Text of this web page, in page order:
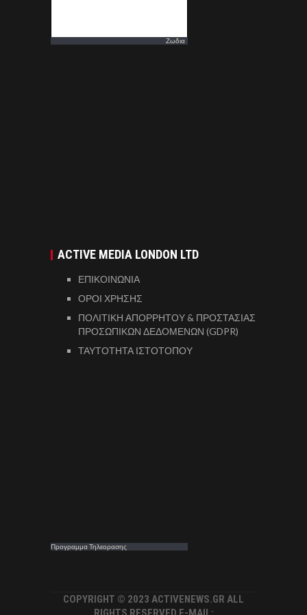
Ζωδια
ACTIVE MEDIA LONDON LTD
ΕΠΙΚΟΙΝΩΝΙΑ
ΟΡΟΙ ΧΡΗΣΗΣ
ΠΟΛΙΤΙΚΗ ΑΠΟΡΡΗΤΟΥ & ΠΡΟΣΤΑΣΙΑΣ
ΠΡΟΣΩΠΙΚΩΝ ΔΕΔΟΜΕΝΩΝ (GDPR)
ΤΑΥΤΟΤΗΤΑ ΙΣΤΟΤΟΠΟΥ
Προγραμμα Τηλεορασης
COPYRIGHT © 2023 ACTIVENEWS.GR ALL